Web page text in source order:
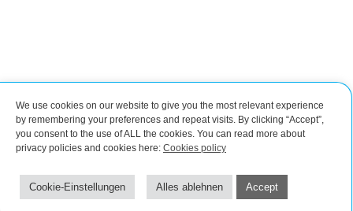
Impressum Cookie Richtlinie
Verbinde dich mit uns
We use cookies on our website to give you the most relevant experience
by remembering your preferences and repeat visits. By clicking “Accept”,
you consent to the use of ALL the cookies. You can read more about
privacy policies and cookies here: Cookies policy
Cookie-Einstellungen Alles ablehnen Accept